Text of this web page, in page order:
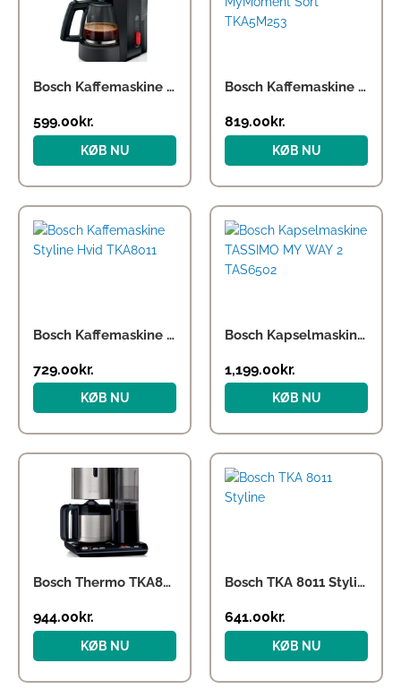
Bosch Kaffemaskine MyMoment Sort TKA4M233
599.00 kr.
KØB NU
Bosch Kaffemaskine MyMoment Sort TKA5M253
819.00 kr.
KØB NU
Bosch Kaffemaskine Styline Hvid TKA8011
729.00kr.
KØB NU
Bosch Kapselmaskine TASSIMO MY WAY 2 TAS6502
1,199.00kr.
KØB NU
Bosch Thermo TKA8A683
944.00kr.
KØB NU
Bosch TKA 8011 Styline
641.00kr.
KØB NU